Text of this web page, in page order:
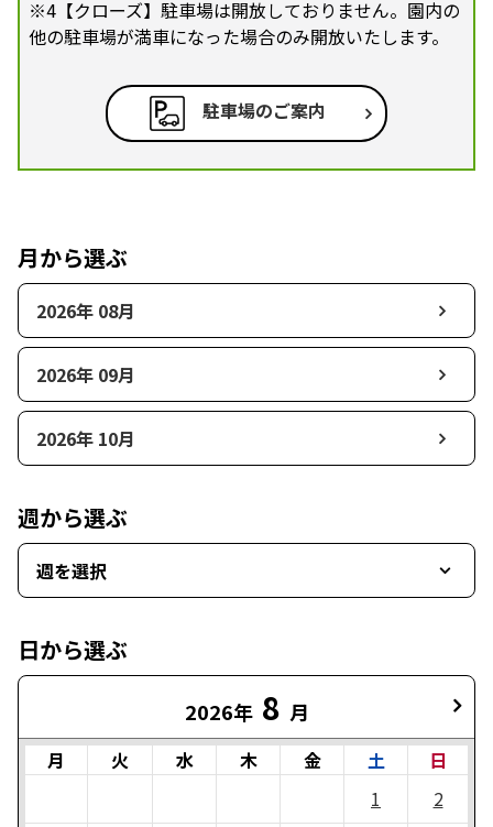
※4【クローズ】駐車場は開放しておりません。園内の
他の駐車場が満車になった場合のみ開放いたします。
駐車場のご案内
月から選ぶ
2026年 08月
2026年 09月
2026年 10月
週から選ぶ
週を選択
日から選ぶ
2026年 8 月
月 火 水 木 金 土
日
1
2